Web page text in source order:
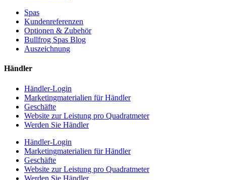
Spas
Kundenreferenzen
Optionen & Zubehör
Bullfrog Spas Blog
Auszeichnung
Händler
Händler-Login
Marketingmaterialien für Händler
Geschäfte
Website zur Leistung pro Quadratmeter
Werden Sie Händler
Händler-Login
Marketingmaterialien für Händler
Geschäfte
Website zur Leistung pro Quadratmeter
Werden Sie Händler